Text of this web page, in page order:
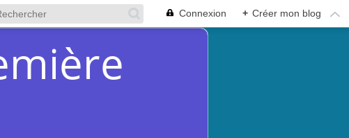
Connexion + Créer mon blog